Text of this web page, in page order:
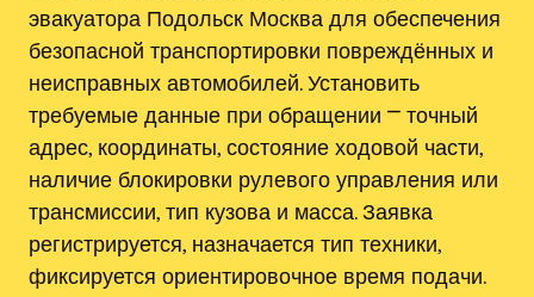
эвакуатора Подольск Москва для обеспечения
безопасной транспортировки повреждённых и
неисправных автомобилей. Установить
требуемые данные при обращении ⎻ точный
адрес, координаты, состояние ходовой части,
наличие блокировки рулевого управления или
трансмиссии, тип кузова и масса. Заявка
регистрируется, назначается тип техники,
фиксируется ориентировочное время подачи.